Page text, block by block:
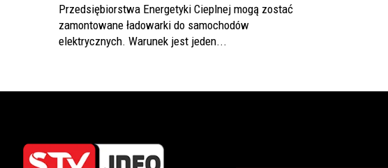
Przedsiębiorstwa Energetyki Cieplnej mogą zostać
zamontowane ładowarki do samochodów
elektrycznych. Warunek jest jeden...